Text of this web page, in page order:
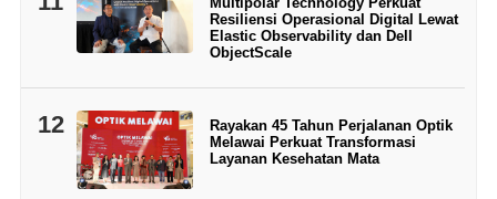
Resiliensi Operasional Digital Lewat
Elastic Observability dan Dell
ObjectScale
12
Rayakan 45 Tahun Perjalanan Optik
Melawai Perkuat Transformasi
Layanan Kesehatan Mata